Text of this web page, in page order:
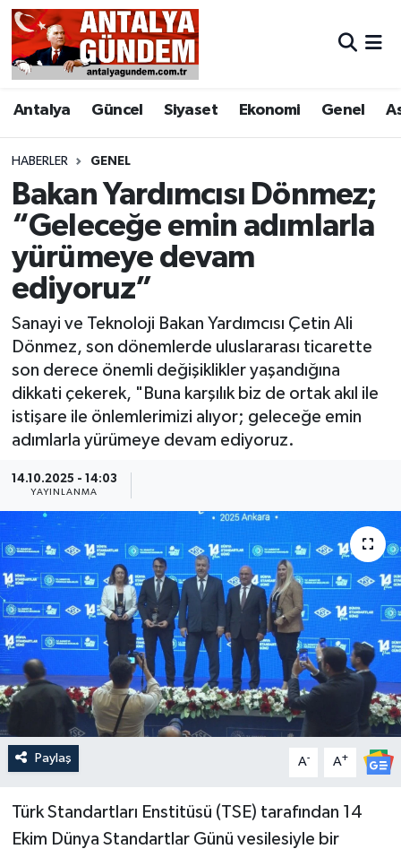
Antalya Güncel Siyaset Ekonomi Genel
HABERLER GENEL
Bakan Yardımcısı Dönmez;
“Geleceğe emin adımlarla
yürümeye devam
ediyoruz”
Sanayi ve Teknoloji Bakan Yardımcısı Çetin Ali
Dönmez, son dönemlerde uluslararası ticarette
son derece önemli değişiklikler yaşandığına
dikkati çekerek, "Buna karşılık biz de ortak akıl ile
istişare ile önlemlerimizi alıyor; geleceğe emin
adımlarla yürümeye devam ediyoruz.
14.10.2025 - 14:03
YAYINLANMA
Paylaş A- A+
Türk Standartları Enstitüsü (TSE) tarafından 14
Ekim Dünya Standartlar Günü vesilesiyle bir
Antalya
Asayiş
Bilim & Teknoloji
Bölge
EĞİTİM
Ekonomi
Genel
Görüntülü Haber
Güncel
Kültür & Sanat
Magazin
Resmi İlan
Sağlık & Yaşam
Spor
Antalya Nöbetçi Eczaneler
Antalya Hava Durumu
Antalya Namaz Vakitleri
Antalya Trafik Yoğunluk Haritası
Süper Lig Puan Durumu ve Fikstür
Tüm Manşetler
Son Dakika Haberleri
Haber Arşivi